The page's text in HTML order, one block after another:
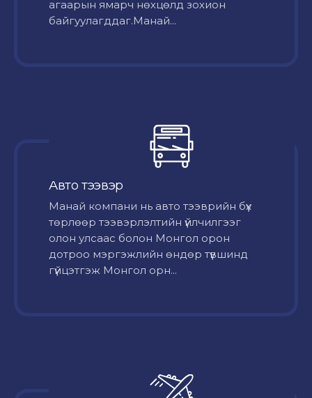
агаарын ямарч нөхцөлд зохион
байгуулагддаг.Манай...
Авто тээвэр
Mанай компани нь авто тээврийн бүх
төрлөөр тээвэрлэлтийн үйлчилгээг
олон улсаас болон Монгол орон
дотроо мэргэжлийн өндөр түвшинд
гүйцэтгэж Монгол орн...